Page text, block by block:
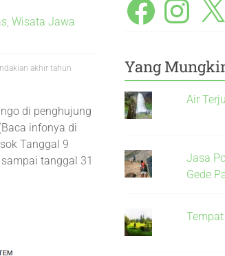
, Wisata Jawa
akhir tahun
di penghujung
infonya di
Tanggal 9
tanggal 31
Yang
Air
Jasa
Gede